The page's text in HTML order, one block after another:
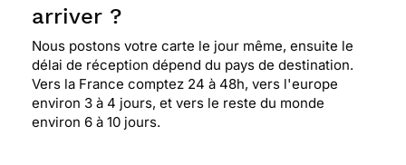
arriver ?
Nous postons votre carte le jour même, ensuite le
délai de réception dépend du pays de destination.
Vers la France comptez 24 à 48h, vers l'europe
environ 3 à 4 jours, et vers le reste du monde
environ 6 à 10 jours.